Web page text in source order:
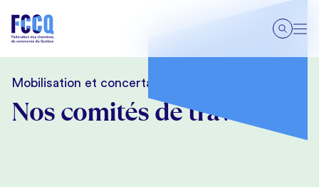
Mobilisation et concertation
Nos comités de travail